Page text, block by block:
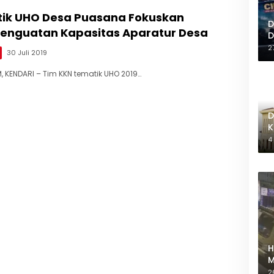
UHO Desa Puasana Fokuskan
Kapasitas Aparatur Desa
30 Juli 2019
KENDARI – Tim KKN tematik UHO 2019…
4